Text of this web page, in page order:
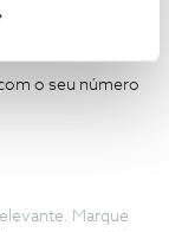
o seu número
Marque